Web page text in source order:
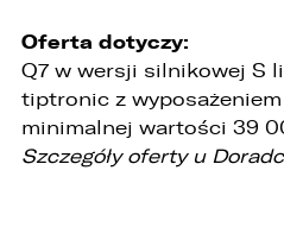
Oferta dotyczy:
Q7 w wersji silnikowej S
tiptronic z
minimalnej wartości 39
Szczegóły oferty u